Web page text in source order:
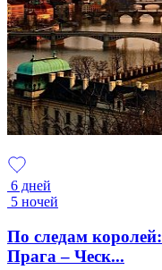
6 дней
5 ночей
По следам
Прага – Ческ...